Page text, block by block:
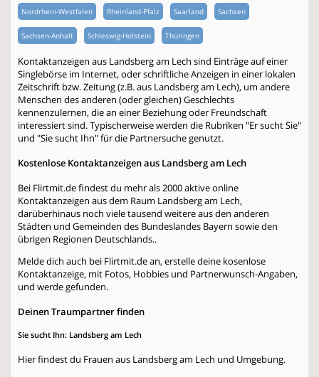
Nordrhein-Westfalen Rheinland-Pfalz Saarland Sachsen
Sachsen-Anhalt Schleswig-Holstein Thüringen
Kontaktanzeigen aus Landsberg am Lech sind Einträge auf einer
Singlebörse im Internet, oder schriftliche Anzeigen in einer lokalen
Zeitschrift bzw. Zeitung (z.B. aus Landsberg am Lech), um andere
Menschen des anderen (oder gleichen) Geschlechts
kennenzulernen, die an einer Beziehung oder Freundschaft
interessiert sind. Typischerweise werden die Rubriken "Er sucht Sie"
und "Sie sucht Ihn" für die Partnersuche genutzt.
Kostenlose Kontaktanzeigen aus Landsberg am Lech
Bei Flirtmit.de findest du mehr als 2000 aktive online
Kontaktanzeigen aus dem Raum Landsberg am Lech,
darüberhinaus noch viele tausend weitere aus den anderen
Städten und Gemeinden des Bundeslandes Bayern sowie den
übrigen Regionen Deutschlands..
Melde dich auch bei Flirtmit.de an, erstelle deine kosenlose
Kontaktanzeige, mit Fotos, Hobbies und Partnerwunsch-Angaben,
und werde gefunden.
Deinen Traumpartner finden
Sie sucht Ihn: Landsberg am Lech
Hier findest du Frauen aus Landsberg am Lech und Umgebung.